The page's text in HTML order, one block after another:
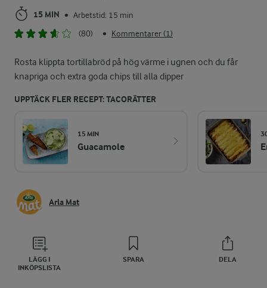
15 MIN • Arbetstid: 15 min
(80)
• Kommentarer (1)
Rosta klippta tortillabröd på hög värme i ugnen och du får
knapriga och extra goda chips till alla dipper
UPPTÄCK FLER RECEPT: TACORÄTTER
15 MIN
Guacamole
Arla Mat
LÄGG I
INKÖPSLISTA
SPARA DELA